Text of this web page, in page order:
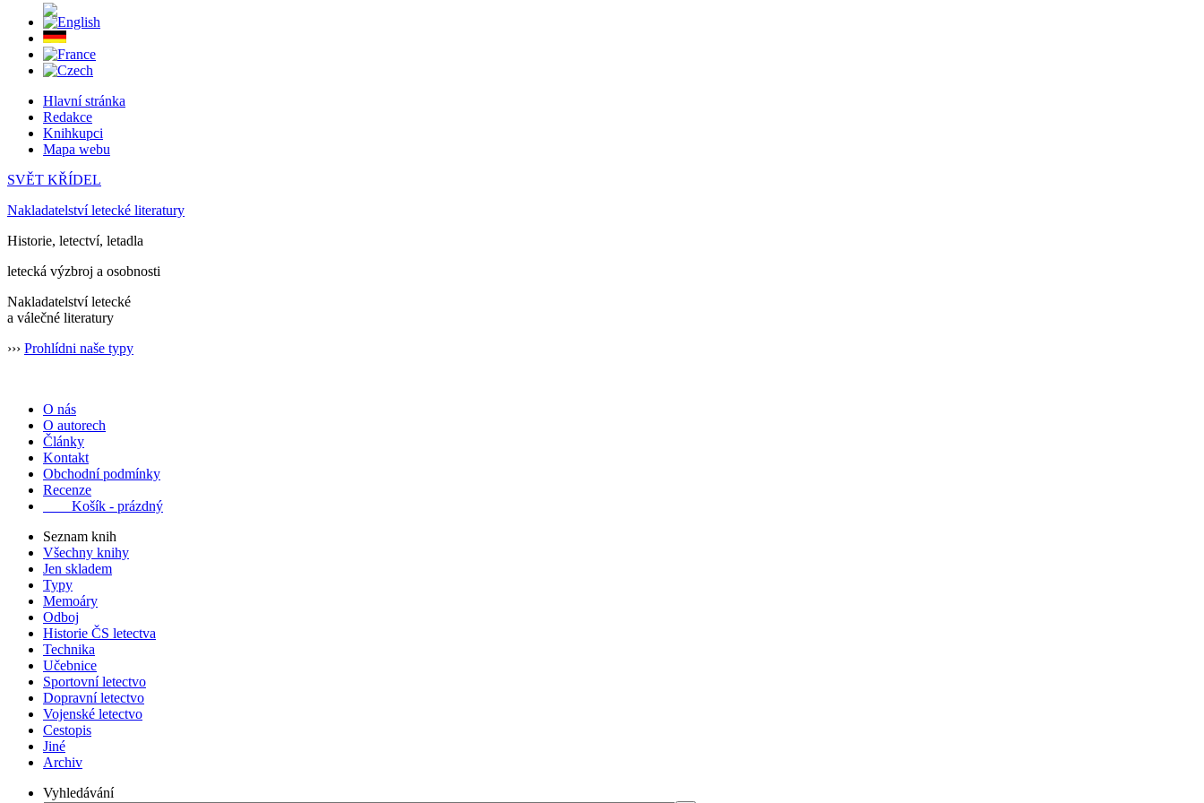
Hlavní stránka
Redakce
Knihkupci
Mapa webu
SVĚT KŘÍDEL
Nakladatelství letecké literatury
Historie, letectví, letadla
letecká výzbroj a osobnosti
Nakladatelství letecké
a válečné literatury
››› Prohlídni naše typy
O nás
O autorech
Články
Kontakt
Obchodní podmínky
Recenze
Košík - prázdný
Seznam knih
Všechny knihy
Jen skladem
Typy
Memoáry
Odboj
Historie ČS letectva
Technika
Učebnice
Sportovní letectvo
Dopravní letectvo
Vojenské letectvo
Cestopis
Jiné
Archiv
Vyhledávání